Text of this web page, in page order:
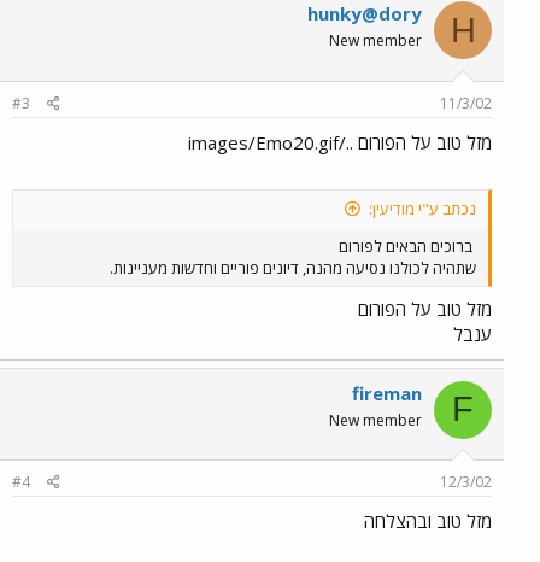
H
hunky@dory
New member
11/3/02
#3
מזל טוב על הפורום ../images/Emo20.gif
נכתב ע"י מודיעין:
ברוכים הבאים לפורום
שתהיה לכולנו נסיעה מהנה, דיונים פוריים וחדשות מעניינות.
מזל טוב על הפורום
ענבל
F
fireman
New member
12/3/02
#4
מזל טוב ובהצלחה